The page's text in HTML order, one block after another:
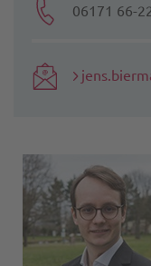
06171 66-